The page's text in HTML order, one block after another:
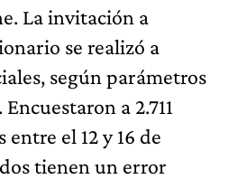
La invitación a
se realizó a
según parámetros
a 2.711
entre el 12 y 16 de
tienen un error